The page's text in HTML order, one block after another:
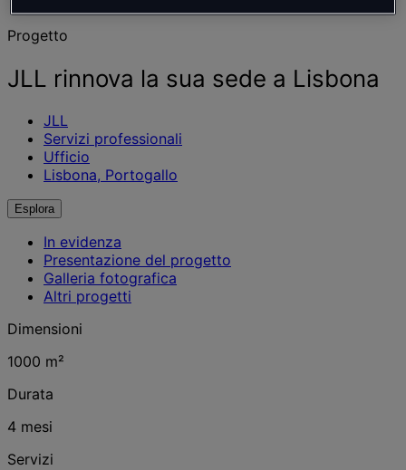
luoghi,
notizie
approfondimenti
Progetto
JLL rinnova la sua sede a Lisbona
JLL
Servizi professionali
Ufficio
Lisbona, Portogallo
Esplora
In evidenza
Presentazione del progetto
Galleria fotografica
Altri progetti
Dimensioni
1000 m²
Durata
4 mesi
Servizi